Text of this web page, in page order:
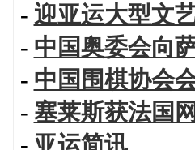
- 迎亚运大型文
- 中国奥委会向
- 中国围棋协会
- 塞莱斯获法国
- 亚运简讯